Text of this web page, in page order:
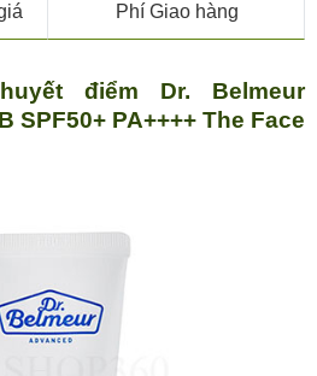
Phí Giao hàng
điểm Dr. Belmeur
SPF50+ PA++++ The Face